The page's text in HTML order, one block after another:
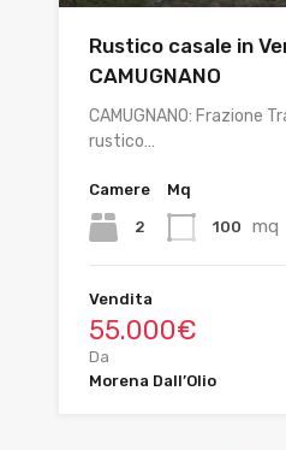
Rustico casale in
CAMUGNANO
CAMUGNANO: Frazione
rustico…
Camere
2
Mq
100 mq
Vendita
55.000€
Da
Morena Dall’Olio